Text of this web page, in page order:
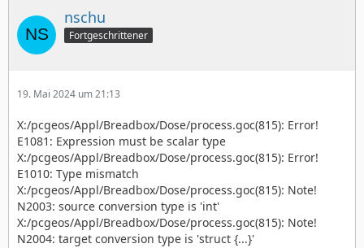
nschu
Fortgeschrittener
19. Mai 2024 um 21:13
X:/pcgeos/Appl/Breadbox/Dose/process.goc(815): Error!
E1081: Expression must be scalar type
X:/pcgeos/Appl/Breadbox/Dose/process.goc(815): Error!
E1010: Type mismatch
X:/pcgeos/Appl/Breadbox/Dose/process.goc(815): Note!
N2003: source conversion type is 'int'
X:/pcgeos/Appl/Breadbox/Dose/process.goc(815): Note!
N2004: target conversion type is 'struct {...}'